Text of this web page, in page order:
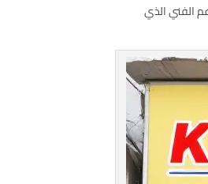
الفني الذي